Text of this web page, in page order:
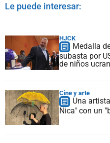
Le puede interesar:
HJCK
Medalla
subasta por
de niños
Cine y arte
Una
Nica" con un